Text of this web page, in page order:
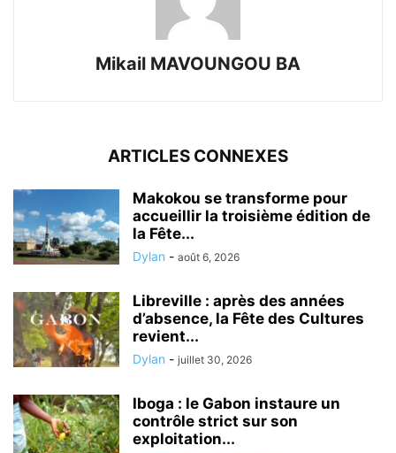
Mikail MAVOUNGOU BA
ARTICLES CONNEXES
Makokou se transforme pour
accueillir la troisième édition de
la Fête...
Dylan - août 6, 2026
Libreville : après des années
d’absence, la Fête des Cultures
revient...
Dylan - juillet 30, 2026
Iboga : le Gabon instaure un
contrôle strict sur son
exploitation...